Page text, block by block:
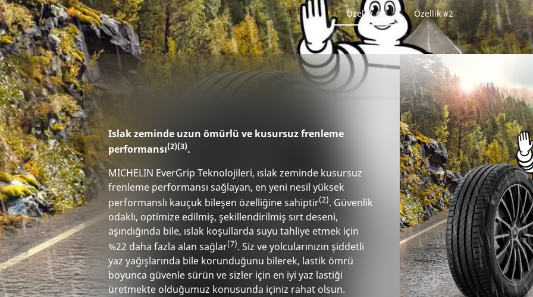
Özellik #1 Özellik #2
Islak zeminde uzun ömürlü ve kusursuz frenleme
performansı(2)(3).
MICHELIN EverGrip Teknolojileri, ıslak zeminde kusursuz
frenleme performansı sağlayan, en yeni nesil yüksek
performanslı kauçuk bileşen özelliğine sahiptir(2). Güvenlik
odaklı, optimize edilmiş, şekillendirilmiş sırt deseni,
aşındığında bile, ıslak koşullarda suyu tahliye etmek için
%22 daha fazla alan sağlar(7). Siz ve yolcularınızın şiddetli
yaz yağışlarında bile korunduğunu bilerek, lastik ömrü
boyunca güvenle sürün ve sizler için en iyi yaz lastiği
üretmekte olduğumuz konusunda içiniz rahat olsun.